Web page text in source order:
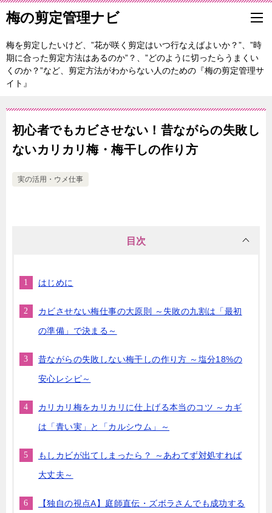
梅の剪定管理ナビ
梅を剪定したいけど、”花が咲く剪定はいつ行なえばよいか？”、”時
期に合った剪定方法はあるのか”？、”どのように切ったらうまくい
くのか？”など、剪定方法がわからない人のための『梅の剪定管理サ
イト』
初心者でもカビさせない！昔ながらの失敗し
ないカリカリ梅・梅干しの作り方
実の活用・ウメ仕事
目次
はじめに
カビさせない梅仕事の大原則 ～失敗の九割は「最初
の準備」で決まる～
昔ながらの失敗しない梅干しの作り方 ～塩分18%の
安心レシピ～
カリカリ梅をカリカリに仕上げる本当のコツ ～カギ
は「青い実」と「カルシウム」～
もしカビが出てしまったら？ ～あわてず対処すれば
大丈夫～
【独自の視点A】庭師直伝・ズボラさんでも成功する